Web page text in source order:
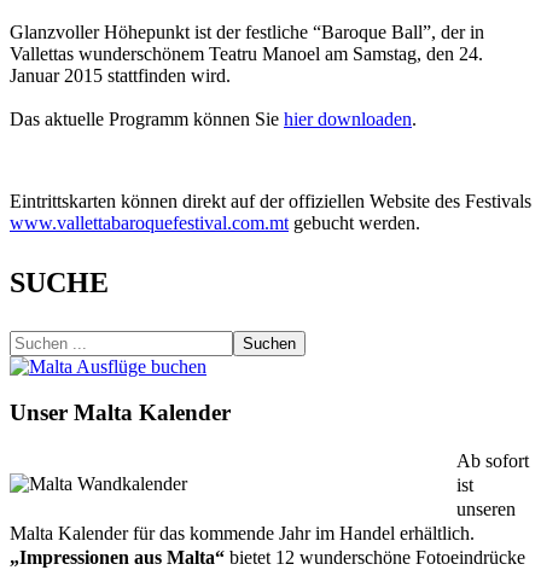
Glanzvoller Höhepunkt ist der festliche “Baroque Ball”, der in
Vallettas wunderschönem Teatru Manoel am Samstag, den 24.
Januar 2015 stattfinden wird.
Das aktuelle Programm können Sie hier downloaden.
Eintrittskarten können direkt auf der offiziellen Website des Festivals
www.vallettabaroquefestival.com.mt gebucht werden.
SUCHE
Suchen
Unser Malta Kalender
Ab sofort
ist
unseren
Malta Kalender für das kommende Jahr im Handel erhältlich.
„Impressionen aus Malta“ bietet 12 wunderschöne Fotoeindrücke